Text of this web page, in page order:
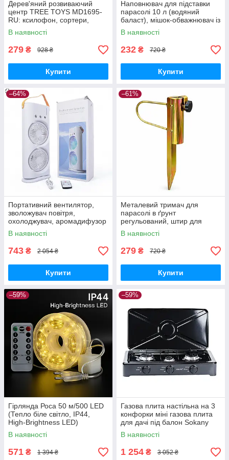
Дерев'яний розвиваючий
центр TREE TOYS MD1695-
RU: ксилофон, сортери,
рибальство, 10 рибок
В наявності
279 ₴ 928 ₴
Купити
Наповнювач для підставки
парасолі 10 л (водяний
баласт), мішок-обважнювач із
клапаном
В наявності
232 ₴ 720 ₴
Купити
–64%
Портативний вентилятор,
зволожувач повітря,
охолоджувач, аромадифузор
FH-666
В наявності
743 ₴ 2 054 ₴
Купити
–61%
Металевий тримач для
парасолі в ґрунт
регульований, штир для
садової парасолі з
фіксатором
В наявності
279 ₴ 720 ₴
Купити
–59%
Гірлянда Роса 50 м/500 LED
(Тепло біле світло, IP44,
High-Brightness LED)
В наявності
571 ₴ 1 394 ₴
–59%
Газова плита настільна на 3
конфорки міні газова плита
для дачі під балон Sokany
В наявності
1 254 ₴ 3 052 ₴